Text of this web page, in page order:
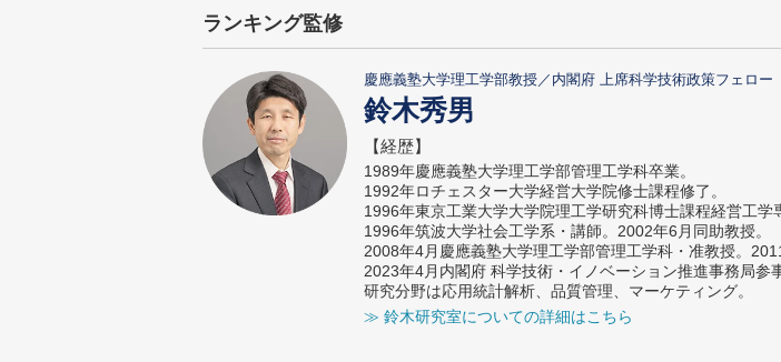
ランキング監修
慶應義塾大学理工学部教授／内閣府 上席科学技術政策フェロー
鈴木秀男
【経歴】
1989年慶應義塾大学理工学部管理工学科卒業。
1992年ロチェスター大学経営大学院修士課程修了。
1996年東京工業大学大学院理工学研究科博士課程経営工学
1996年筑波大学社会工学系・講師。2002年6月同助教授。
2008年4月慶應義塾大学理工学部管理工学科・准教授。
2023年4月内閣府 科学技術・イノベーション推進事務局参
研究分野は応用統計解析、品質管理、マーケティング。
≫ 鈴木研究室についての詳細はこちら